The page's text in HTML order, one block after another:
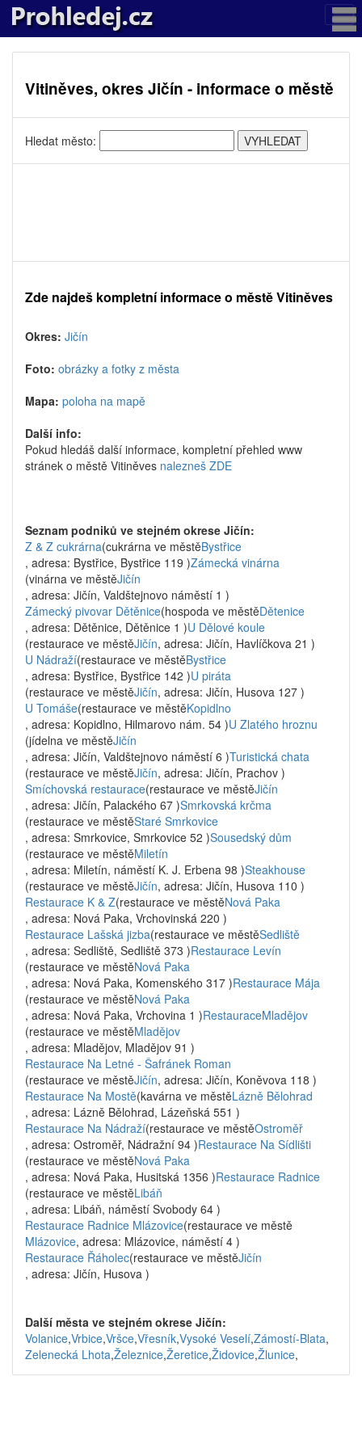
Vitiněves, okres Jičín - informace o městě
Hledat město:
Zde najdeš kompletní informace o městě Vitiněves
Okres: Jičín
Foto: obrázky a fotky z města
Mapa: poloha na mapě
Další info:
Pokud hledáš další informace, kompletní přehled www
stránek o městě Vitiněves nalezneš ZDE
Seznam podniků ve stejném okrese Jičín:
Z & Z cukrárna(cukrárna ve městěBystřice
, adresa: Bystřice, Bystřice 119 )Zámecká vinárna
(vinárna ve městěJičín
, adresa: Jičín, Valdštejnovo náměstí 1 )
Zámecký pivovar Dětěnice(hospoda ve městěDětenice
, adresa: Dětěnice, Dětěnice 1 )U Dělové koule
(restaurace ve městěJičín, adresa: Jičín, Havlíčkova 21 )
U Nádraží(restaurace ve městěBystřice
, adresa: Bystřice, Bystřice 142 )U piráta
(restaurace ve městěJičín, adresa: Jičín, Husova 127 )
U Tomáše(restaurace ve městěKopidlno
, adresa: Kopidlno, Hilmarovo nám. 54 )U Zlatého hroznu
(jídelna ve městěJičín
, adresa: Jičín, Valdštejnovo náměstí 6 )Turistická chata
(restaurace ve městěJičín, adresa: Jičín, Prachov )
Smíchovská restaurace(restaurace ve městěJičín
, adresa: Jičín, Palackého 67 )Smrkovská krčma
(restaurace ve městěStaré Smrkovice
, adresa: Smrkovice, Smrkovice 52 )Sousedský dům
(restaurace ve městěMiletín
, adresa: Miletín, náměstí K. J. Erbena 98 )Steakhouse
(restaurace ve městěJičín, adresa: Jičín, Husova 110 )
Restaurace K & Z(restaurace ve městěNová Paka
, adresa: Nová Paka, Vrchovinská 220 )
Restaurace Lašská jizba(restaurace ve městěSedliště
, adresa: Sedliště, Sedliště 373 )Restaurace Levín
(restaurace ve městěNová Paka
, adresa: Nová Paka, Komenského 317 )Restaurace Mája
(restaurace ve městěNová Paka
, adresa: Nová Paka, Vrchovina 1 )RestauraceMladějov
(restaurace ve městěMladějov
, adresa: Mladějov, Mladějov 91 )
Restaurace Na Letné - Šafránek Roman
(restaurace ve městěJičín, adresa: Jičín, Koněvova 118 )
Restaurace Na Mostě(kavárna ve městěLázně Bělohrad
, adresa: Lázně Bělohrad, Lázeňská 551 )
Restaurace Na Nádraží(restaurace ve městěOstroměř
, adresa: Ostroměř, Nádražní 94 )Restaurace Na Sídlišti
(restaurace ve městěNová Paka
, adresa: Nová Paka, Husitská 1356 )Restaurace Radnice
(restaurace ve městěLibáň
, adresa: Libáň, náměstí Svobody 64 )
Restaurace Radnice Mlázovice(restaurace ve městě
Mlázovice, adresa: Mlázovice, náměstí 4 )
Restaurace Řáholec(restaurace ve městěJičín
, adresa: Jičín, Husova )
Další města ve stejném okrese Jičín:
Volanice,Vrbice,Vršce,Vřesník,Vysoké Veselí,Zámostí-Blata,
Zelenecká Lhota,Železnice,Žeretice,Židovice,Žlunice,